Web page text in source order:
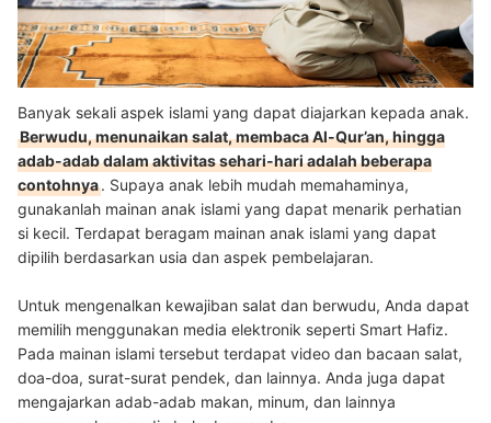
Banyak sekali aspek islami yang dapat diajarkan kepada anak.
Berwudu, menunaikan salat, membaca Al-Qur’an, hingga
adab-adab dalam aktivitas sehari-hari adalah beberapa
contohnya. Supaya anak lebih mudah memahaminya,
gunakanlah mainan anak islami yang dapat menarik perhatian
si kecil. Terdapat beragam mainan anak islami yang dapat
dipilih berdasarkan usia dan aspek pembelajaran.
Untuk mengenalkan kewajiban salat dan berwudu, Anda dapat
memilih menggunakan media elektronik seperti Smart Hafiz.
Pada mainan islami tersebut terdapat video dan bacaan salat,
doa-doa, surat-surat pendek, dan lainnya. Anda juga dapat
mengajarkan adab-adab makan, minum, dan lainnya